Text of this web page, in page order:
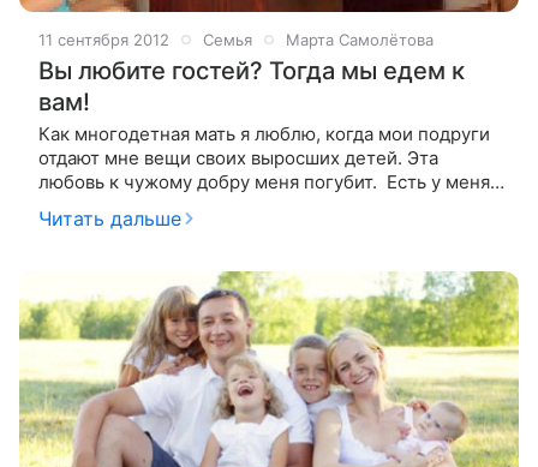
11 сентября 2012 Семья Марта Самолётова
Вы любите гостей? Тогда мы едем к
вам!
Как многодетная мать я люблю, когда мои подруги
отдают мне вещи своих выросших детей. Эта
любовь к чужому добру меня погубит. Есть у меня
мне и говорит: - У меня
Читать дальше